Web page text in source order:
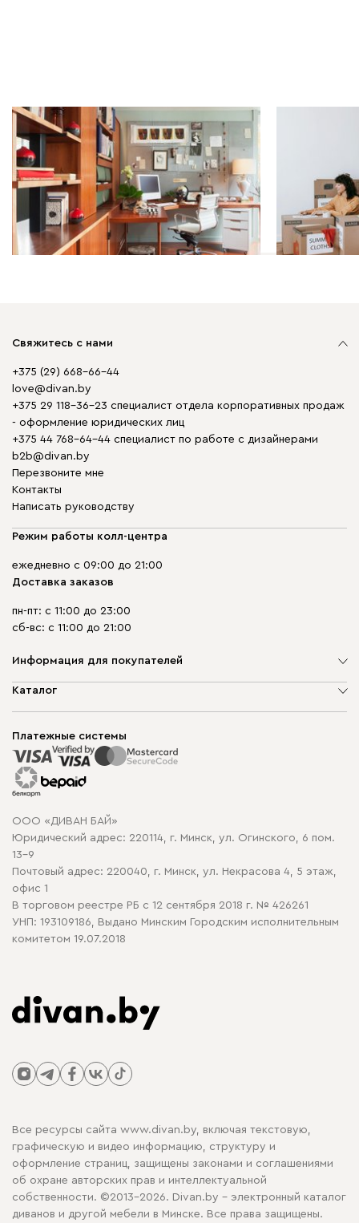
Мебель в интерьере | 07.10.2025
10 интересных решений для
кабинета
когда
Свяжитесь с нами
+375 (29) 668-66-44
love@divan.by
+375 29 118-36-23 специалист отдела корпоративных продаж
- оформление юридических лиц
+375 44 768-64-44 специалист по работе с дизайнерами
b2b@divan.by
Перезвоните мне
Контакты
Написать руководству
Режим работы колл-центра
ежедневно с 09:00 до 21:00
Доставка заказов
пн-пт: с 11:00 до 23:00
сб-вс: с 11:00 до 21:00
Информация для покупателей
О компании
Способы оплаты
Рассрочка и кредит
Гарантия
Карта сайта
Политика конфиденциальности
Политика в отношении обработки cookie
Каталог
Корпусная мебель
Распродажа мебели
Платежные системы
ООО «ДИВАН БАЙ»
Юридический адрес: 220114, г. Минск, ул. Огинского, 6 пом.
13-9
Почтовый адрес: 220040, г. Минск, ул. Некрасова 4, 5 этаж,
офис 1
В торговом реестре РБ с 12 сентября 2018 г. № 426261
УНП: 193109186, Выдано Минским Городским исполнительным
комитетом 19.07.2018
Все ресурсы сайта www.divan.by, включая текстовую,
графическую и видео информацию, структуру и
оформление страниц, защищены законами и соглашениями
об охране авторских прав и интеллектуальной
собственности. ©2013-2026. Divan.by - электронный каталог
диванов и другой мебели в Минске. Все права защищены.